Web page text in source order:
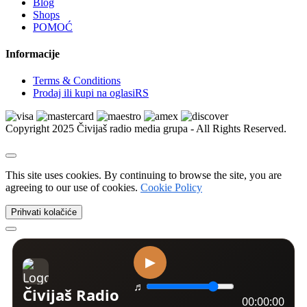
Xbox | Delovi i oprema
Nintendo
Sega | Igrice
Sega | Delovi i oprema
Figurice i knjige
VR naočare
Ostalo
Kućne ptice
Mačke
Ribice
Izgubljeni i nađeni ljubimci
Akvarijumi i oprema
Dekoracija i biljke
Morska akvaristika
Četke, makaze i trimeri
Shops
POMOĆ
Informacije
Terms & Conditions
Prodaj ili kupi na oglasiRS
Copyright 2025 Čivijaš radio media grupa - All Rights Reserved.
This site uses cookies. By continuing to browse the site, you are
agreeing to our use of cookies. Cookie Policy
Prihvati kolačiće